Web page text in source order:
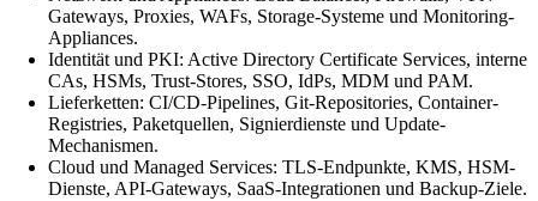
Gateways, Proxies, WAFs, Storage-Systeme und Monitoring-
Appliances.
Identität und PKI: Active Directory Certificate Services, interne
CAs, HSMs, Trust-Stores, SSO, IdPs, MDM und PAM.
Lieferketten: CI/CD-Pipelines, Git-Repositories, Container-
Registries, Paketquellen, Signierdienste und Update-
Mechanismen.
Cloud und Managed Services: TLS-Endpunkte, KMS, HSM-
Dienste, API-Gateways, SaaS-Integrationen und Backup-Ziele.